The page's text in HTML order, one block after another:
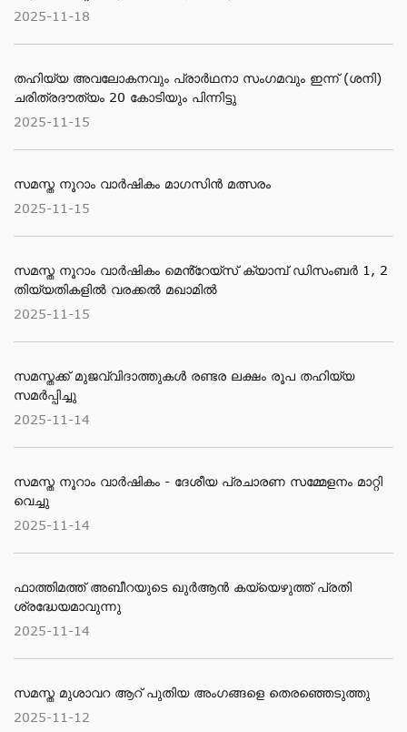
2025-11-18
തഹിയ്യ അവലോകനവും പ്രാര്‍ഥനാ സംഗമവും ഇന്ന് (ശനി)
ചരിത്രദൗത്യം 20 കോടിയും പിന്നിട്ടു
2025-11-15
സമസ്ത നൂറാം വാർഷികം മാഗസിൻ മത്സരം
2025-11-15
സമസ്ത നൂറാം വാര്‍ഷികം മെൻ്റേയ്സ് ക്യാമ്പ് ഡിസംബര്‍ 1, 2
തിയ്യതികളില്‍ വരക്കല്‍ മഖാമില്‍
2025-11-15
സമസ്തക്ക് മുജവ്വിദാത്തുകൾ രണ്ടര ലക്ഷം രൂപ തഹിയ്യ
സമർപ്പിച്ചു
2025-11-14
സമസ്ത നൂറാം വാര്‍ഷികം - ദേശീയ പ്രചാരണ സമ്മേളനം മാറ്റി
വെച്ചു
2025-11-14
ഫാത്തിമത്ത് അബീറയുടെ ഖുര്‍ആന്‍ കയ്യെഴുത്ത് പ്രതി
ശ്രദ്ധേയമാവുന്നു
2025-11-14
സമസ്ത മുശാവറ ആറ് പുതിയ അംഗങ്ങളെ തെരഞ്ഞെടുത്തു
2025-11-12